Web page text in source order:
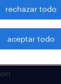
rechazar todo
aceptar todo